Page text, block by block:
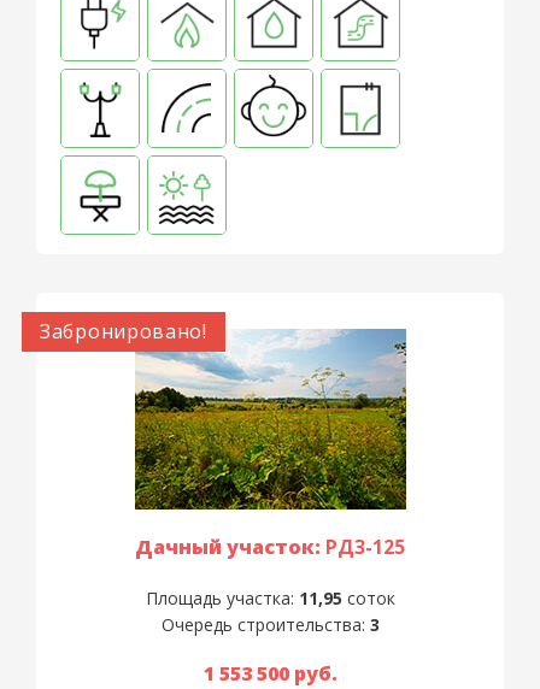
Забронировано!
Дачный участок: РД3-125
Площадь участка: 11,95 соток
Очередь строительства: 3
1 553 500 руб.